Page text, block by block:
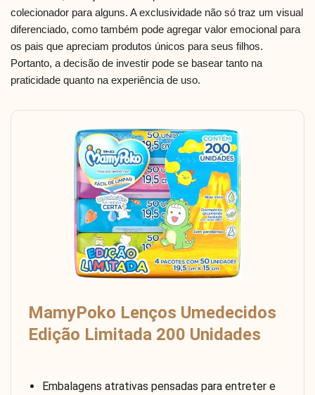
colecionador para alguns. A exclusividade não só traz um visual
diferenciado, como também pode agregar valor emocional para
os pais que apreciam produtos únicos para seus filhos.
Portanto, a decisão de investir pode se basear tanto na
praticidade quanto na experiência de uso.
MamyPoko Lenços Umedecidos
Edição Limitada 200 Unidades
Embalagens atrativas pensadas para entreter e